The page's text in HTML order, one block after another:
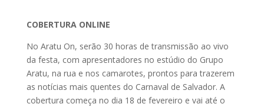
COBERTURA ONLINE
No Aratu On, serão 30 horas de transmissão ao vivo
da festa, com apresentadores no estúdio do Grupo
Aratu, na rua e nos camarotes, prontos para trazerem
as notícias mais quentes do Carnaval de Salvador. A
cobertura começa no dia 18 de fevereiro e vai até o